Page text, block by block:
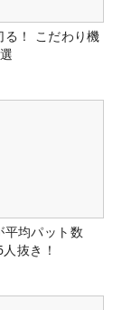
る！ こだわり機
平均パット数
人抜き！